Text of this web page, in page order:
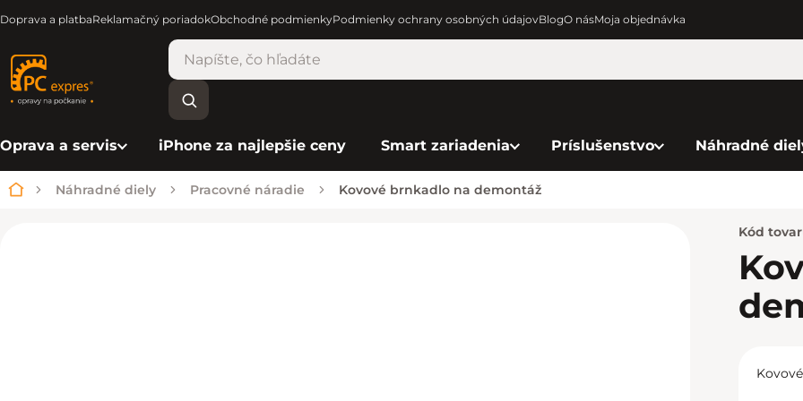
Doprava a platbaReklamačný poriadokObchodné podmienkyPodmienky ochrany osobných údajovBlogO násMoja objednávka
Oprava a servis iPhone za najlepšie ceny Smart zariadenia Príslušenstvo Náhradné
Domov
Náhradné diely Pracovné náradie Kovové brnkadlo na demontáž
Kód